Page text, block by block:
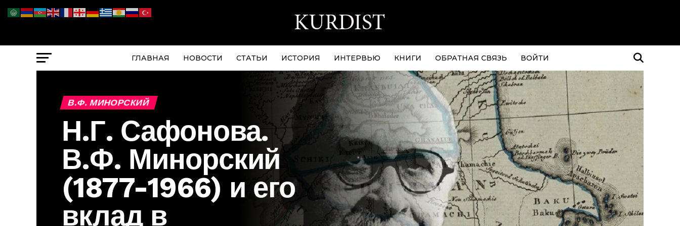
ГЛАВНАЯ НОВОСТИ СТАТЬИ ИСТОРИЯ ИНТЕРВЬЮ КНИГИ ОБРАТНАЯ СВЯЗЬ ВОЙТИ
В.Ф. МИНОРСКИЙ
Н.Г. Сафонова.
В.Ф. Минорский
(1877-1966) и его
вклад в